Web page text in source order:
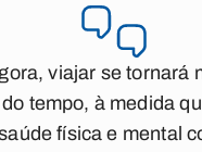
viajar se tornará
tempo, à medida
física e mental